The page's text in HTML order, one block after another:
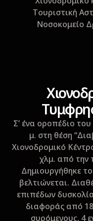
Tουριστική
Nοσοκομείο
Σ’ ένα οροπέδιο
μ. στη θέση
Χιονοδρομικό
χλμ. από την
Δημιουργήθηκε
βελτιώνεται.
επιπέδων
διαφοράς από
συρόμενους, 4